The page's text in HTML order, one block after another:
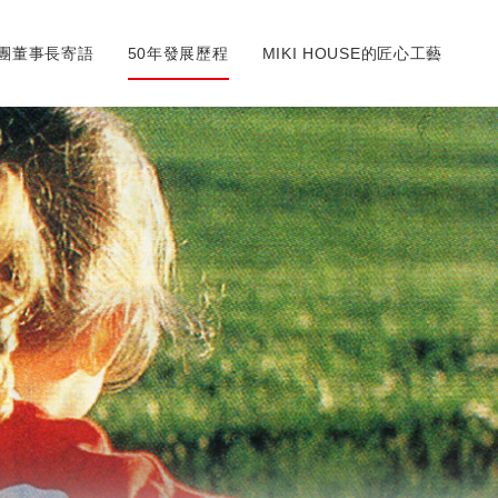
董事長寄語 50年發展歷程 MIKI HOUSE的匠心工藝